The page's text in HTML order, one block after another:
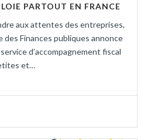
PARTOUT EN FRANCE
aux attentes des entreprises,
des Finances publiques annonce
d’accompagnement fiscal
et…